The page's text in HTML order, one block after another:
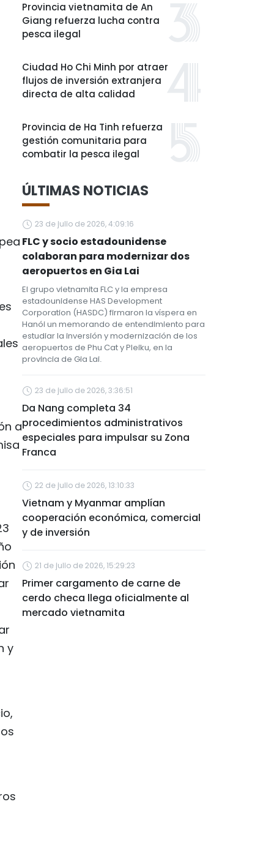
a
y
Provincia vietnamita de An
Giang refuerza lucha contra
pesca ilegal
Ciudad Ho Chi Minh por atraer
flujos de inversión extranjera
directa de alta calidad
Provincia de Ha Tinh refuerza
gestión comunitaria para
combatir la pesca ilegal
ÚLTIMAS NOTICIAS
23 de julio de 2026, 4:09:16
FLC y socio estadounidense
colaboran para modernizar dos
aeropuertos en Gia Lai
El grupo vietnamita FLC y la empresa
estadounidense HAS Development
Corporation (HASDC) firmaron la víspera en
Hanói un memorando de entendimiento para
estudiar la inversión y modernización de los
aeropuertos de Phu Cat y Pleiku, en la
provincia de Gia Lai.
23 de julio de 2026, 3:36:51
Da Nang completa 34
procedimientos administrativos
especiales para impulsar su Zona
Franca
22 de julio de 2026, 13:10:33
Vietnam y Myanmar amplían
cooperación económica, comercial
y de inversión
21 de julio de 2026, 15:29:23
Primer cargamento de carne de
cerdo checa llega oficialmente al
mercado vietnamita